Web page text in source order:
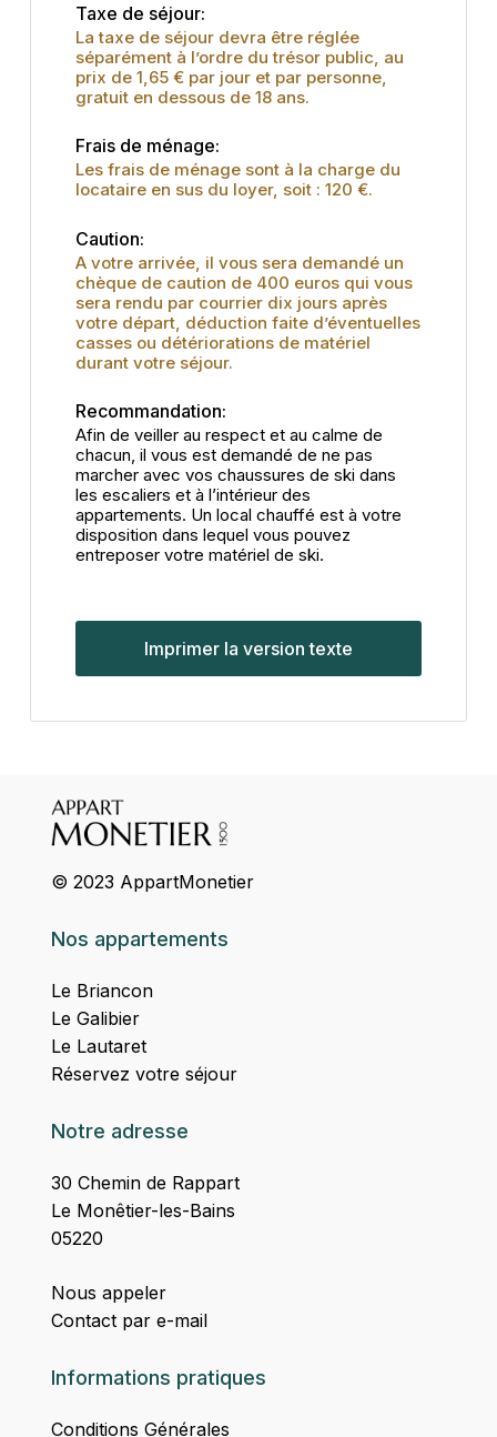
Taxe de séjour:
La taxe de séjour devra être réglée
séparément à l’ordre du trésor public, au
prix de 1,65 € par jour et par personne,
gratuit en dessous de 18 ans.
Frais de ménage:
Les frais de ménage sont à la charge du
locataire en sus du loyer, soit : 120 €.
Caution:
A votre arrivée, il vous sera demandé un
chèque de caution de 400 euros qui vous
sera rendu par courrier dix jours après
votre départ, déduction faite d’éventuelles
casses ou détériorations de matériel
durant votre séjour.
Recommandation:
Afin de veiller au respect et au calme de
chacun, il vous est demandé de ne pas
marcher avec vos chaussures de ski dans
les escaliers et à l’intérieur des
appartements. Un local chauffé est à votre
disposition dans lequel vous pouvez
entreposer votre matériel de ski.
Imprimer la version texte
© 2023 AppartMonetier
Nos appartements
Le Briancon
Le Galibier
Le Lautaret
Réservez votre séjour
Notre adresse
30 Chemin de Rappart
Le Monêtier-les-Bains
05220
Nous appeler
Contact par e-mail
Informations pratiques
Conditions Générales